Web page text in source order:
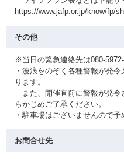
https://www.jafp.or.jp/know/fp/
その他
※当日の緊急連絡先は080-5972-
・波浪をのぞく各種警報が発
ります。
また、開催直前に警報が発令
らかじめご了承ください。
・駐車場はございませんので予
お問合せ先